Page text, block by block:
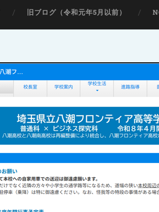
旧ブログ（令和元年5月以前）